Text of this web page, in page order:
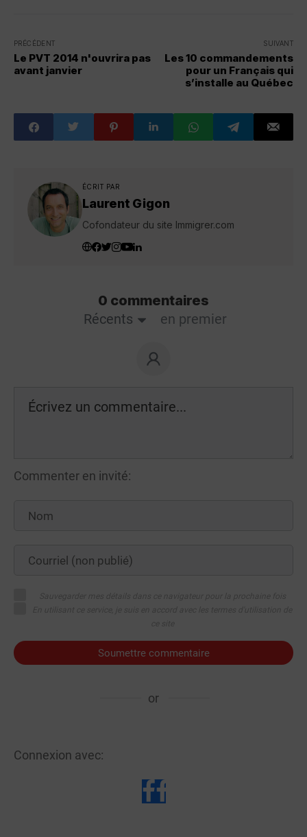
PRÉCÉDENT
Le PVT 2014 n'ouvrira pas
avant janvier
SUIVANT
Les 10 commandements
pour un Français qui
s’installe au Québec
ÉCRIT PAR
Laurent Gigon
Cofondateur du site Immigrer.com
0 commentaires
Récents
en premier
Commenter en invité:
Soumettre commentaire
or
Connexion avec: